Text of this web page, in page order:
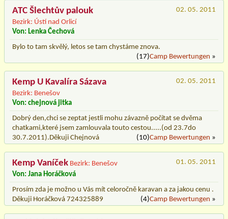
ATC Šlechtův palouk
Bezirk: Ústí nad Orlicí
02. 05. 2011
Von: Lenka Čechová
Bylo to tam skvělý, letos se tam chystáme znova.
(17)Camp Bewertungen »
Kemp U Kavalíra Sázava
Bezirk: Benešov
02. 05. 2011
Von: chejnová jitka
Dobrý den,chci se zeptat jestli mohu závazně počítat se dvěma
chatkami,které jsem zamlouvala touto cestou.....(od 23.7do
30.7.2011).Děkuji Chejnová
(10)Camp Bewertungen »
Kemp Vaníček Bezirk: Benešov
01. 05. 2011
Von: Jana Horáčková
Prosím zda je možno u Vás mít celoročně karavan a za jakou cenu .
Děkuji Horáčková 724325889
(4)Camp Bewertungen »